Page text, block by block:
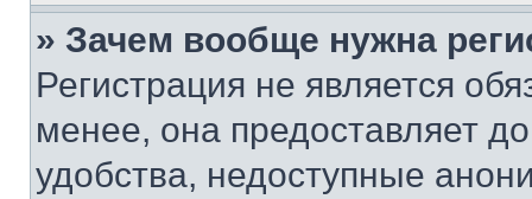
» Зачем вообще нужна
Регистрация не является
менее, она предоставляет
удобства, недоступные